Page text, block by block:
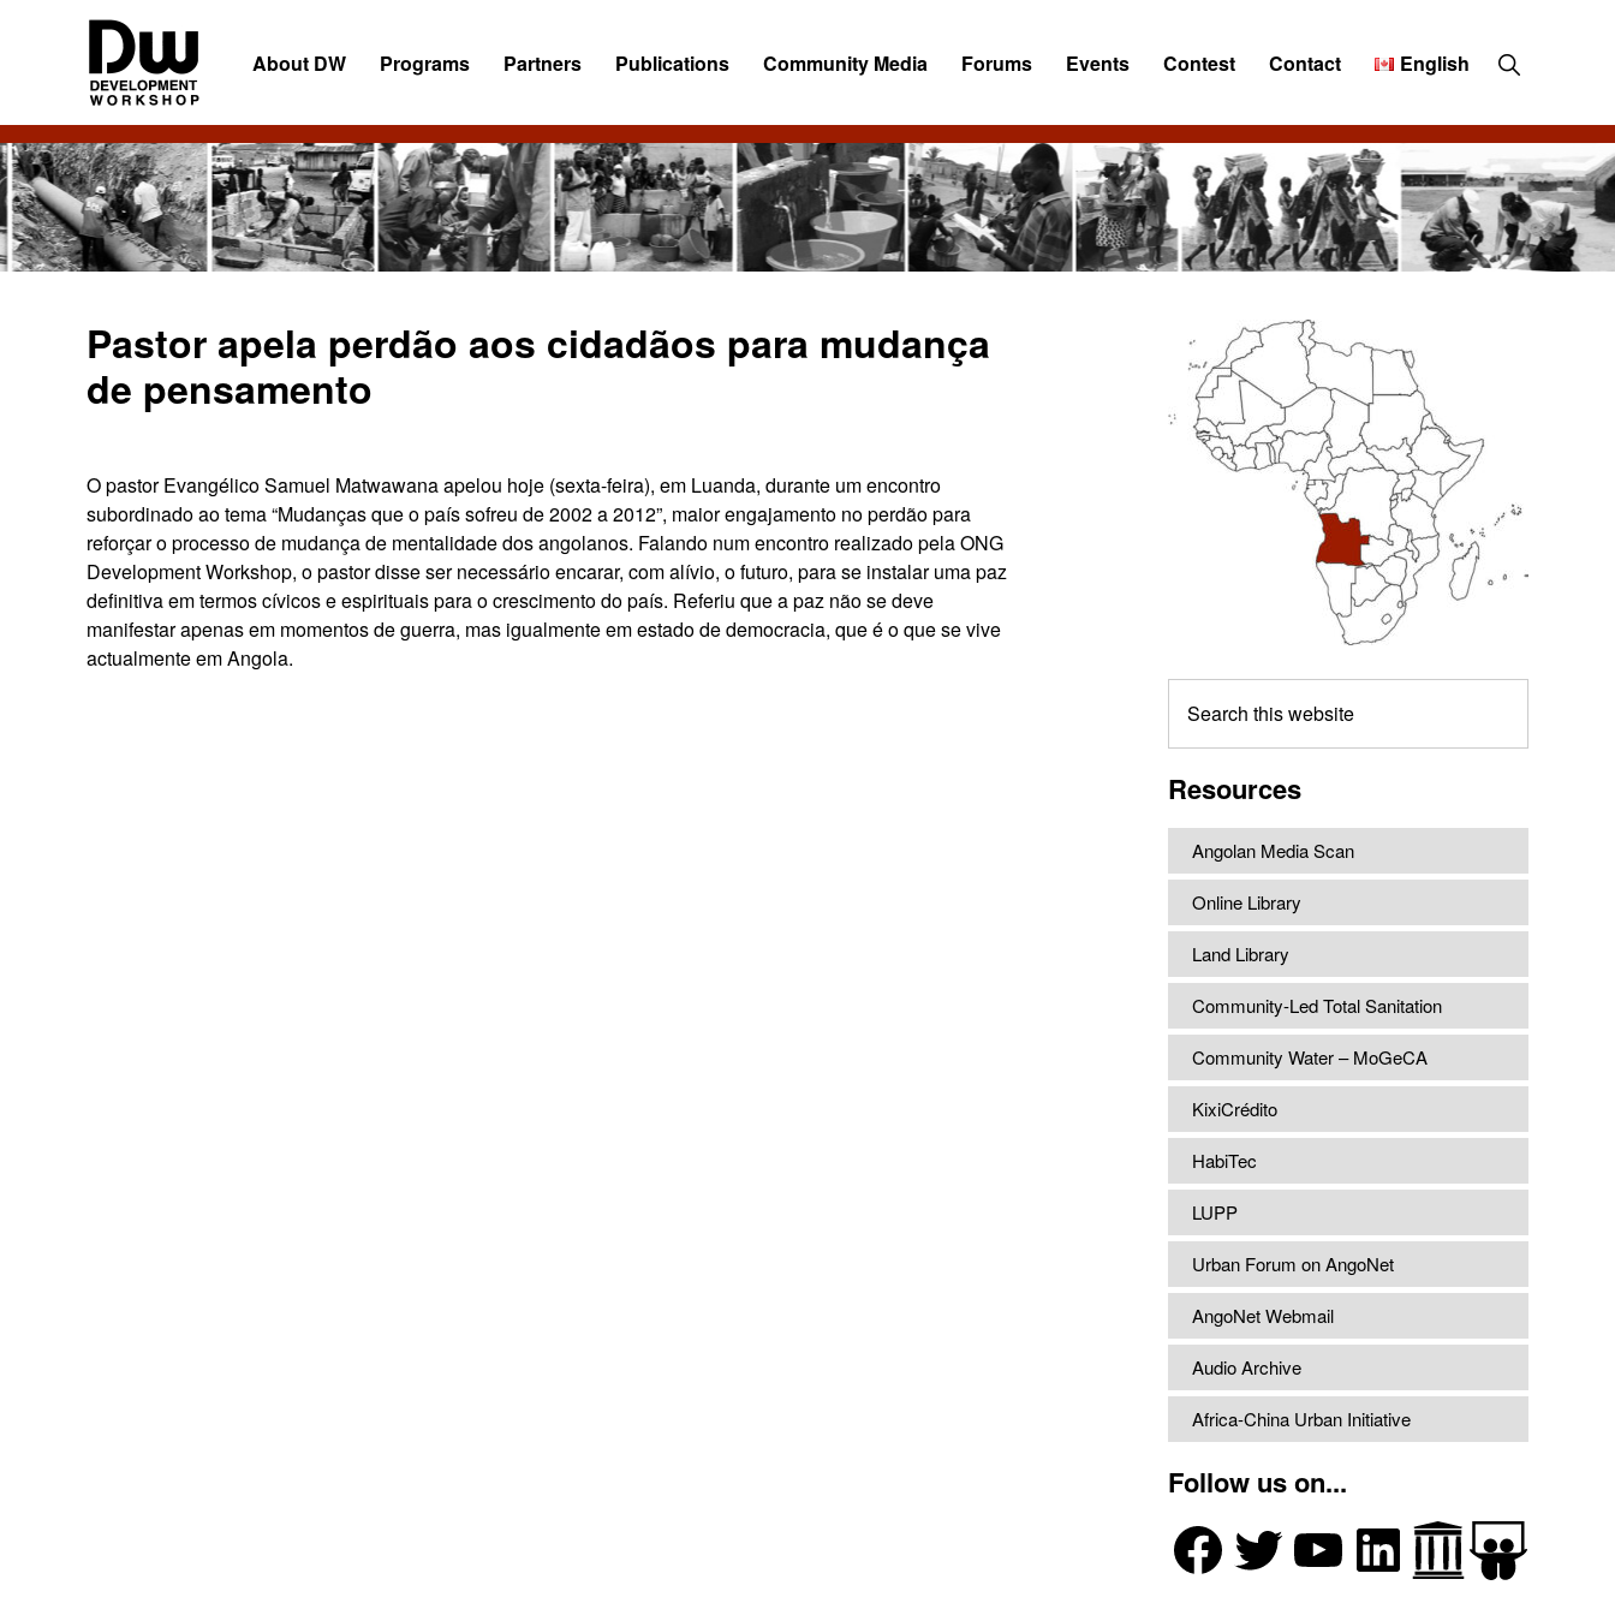
DW
Angola
Development
Workshop
Angola
About DW Programs Partners Publications Community Media Forums Events Contest Contact English Show
Search
Pastor apela perdão aos cidadãos para mudança
de pensamento
O pastor Evangélico Samuel Matwawana apelou hoje (sexta-feira), em Luanda, durante um encontro
subordinado ao tema “Mudanças que o país sofreu de 2002 a 2012”, maior engajamento no perdão para
reforçar o processo de mudança de mentalidade dos angolanos. Falando num encontro realizado pela ONG
Development Workshop, o pastor disse ser necessário encarar, com alívio, o futuro, para se instalar uma paz
definitiva em termos cívicos e espirituais para o crescimento do país. Referiu que a paz não se deve
manifestar apenas em momentos de guerra, mas igualmente em estado de democracia, que é o que se vive
actualmente em Angola.
Primary
Sidebar
this
Resources
Angolan Media Scan
Online Library
Land Library
Community-Led Total Sanitation
Community Water – MoGeCA
KixiCrédito
HabiTec
LUPP
Urban Forum on AngoNet
AngoNet Webmail
Audio Archive
Africa-China Urban Initiative
Follow us on...